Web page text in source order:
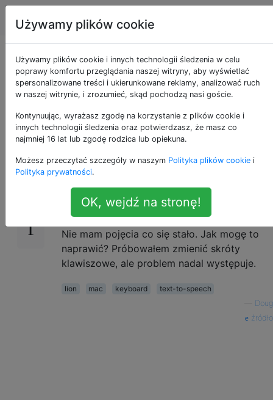
Apple Tagi
Dlaczego skrót
tekstowy na mowę
nie działa?
12
Z jakiegoś powodu mój tekst na mowę nie
Działa, gdy kliknę go ręcznie, ale przy użyciu
domyślnego skrótu
alt + esc
Nie mam pojęcia co się stało. Jak mogę to
naprawić? Próbowałem zmienić skróty
klawiszowe, ale problem nadal występuje.
lion mac keyboard
text-to-speech
Doug
źródło
Używamy plików cookie
Używamy plików cookie i innych technologii śledzenia w celu
poprawy komfortu przeglądania naszej witryny, aby wyświetlać
spersonalizowane treści i ukierunkowane reklamy, analizować ruch
w naszej witrynie, i zrozumieć, skąd pochodzą nasi goście.
Kontynuując, wyrażasz zgodę na korzystanie z plików cookie i
innych technologii śledzenia oraz potwierdzasz, że masz co
najmniej 16 lat lub zgodę rodzica lub opiekuna.
Możesz przeczytać szczegóły w naszym Polityka plików cookie i
Polityka prywatności.
OK, wejdź na stronę!